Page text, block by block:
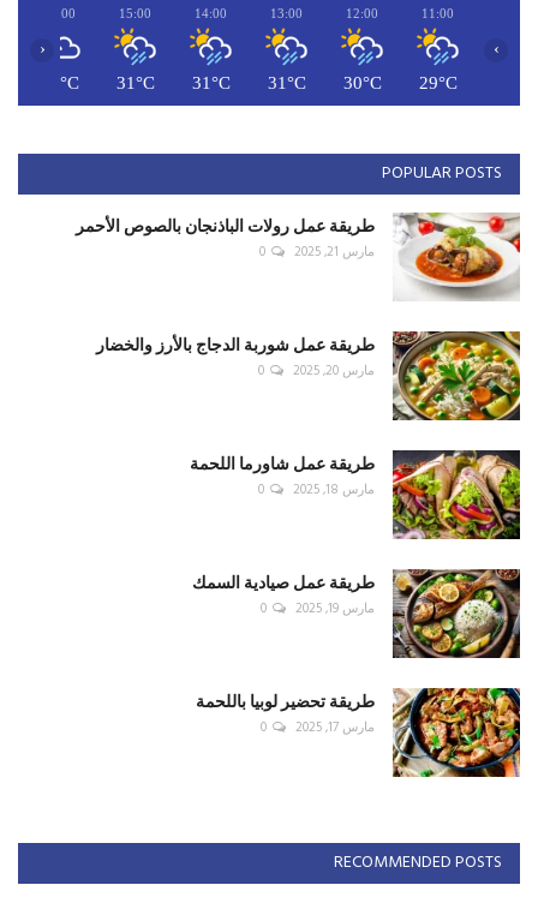
11:00
29°C
12:00
30°C
13:00
31°C
14:00
31°C
15:00
31°C
16:00
32°C
‹ ›
POPULAR POSTS
طريقة عمل رولات الباذنجان بالصوص الأحمر
مارس 21, 2025 0
طريقة عمل شوربة الدجاج بالأرز والخضار
مارس 20, 2025 0
طريقة عمل شاورما اللحمة
مارس 18, 2025 0
طريقة عمل صيادية السمك
مارس 19, 2025 0
طريقة تحضير لوبيا باللحمة
مارس 17, 2025 0
RECOMMENDED POSTS